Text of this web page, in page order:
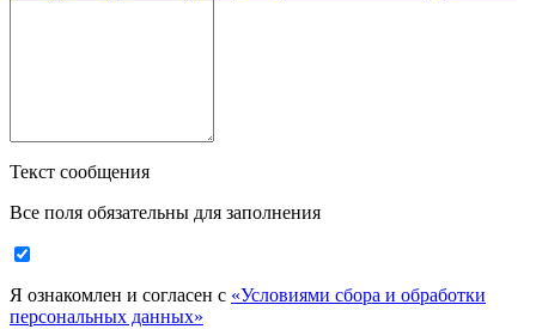
Текст сообщения
Все поля обязательны для заполнения
Я ознакомлен и согласен с «Условиями сбора и обработки
персональных данных»